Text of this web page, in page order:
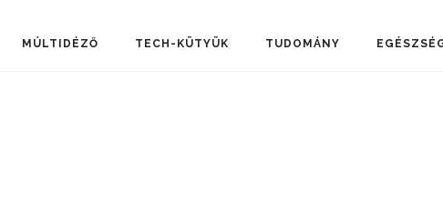
MÚLTIDÉZŐ TECH-KÜTYÜK TUDOMÁNY